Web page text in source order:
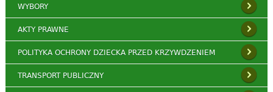
WYBORY
AKTY PRAWNE
POLITYKA OCHRONY DZIECKA PRZED KRZYWDZENIEM
TRANSPORT PUBLICZNY